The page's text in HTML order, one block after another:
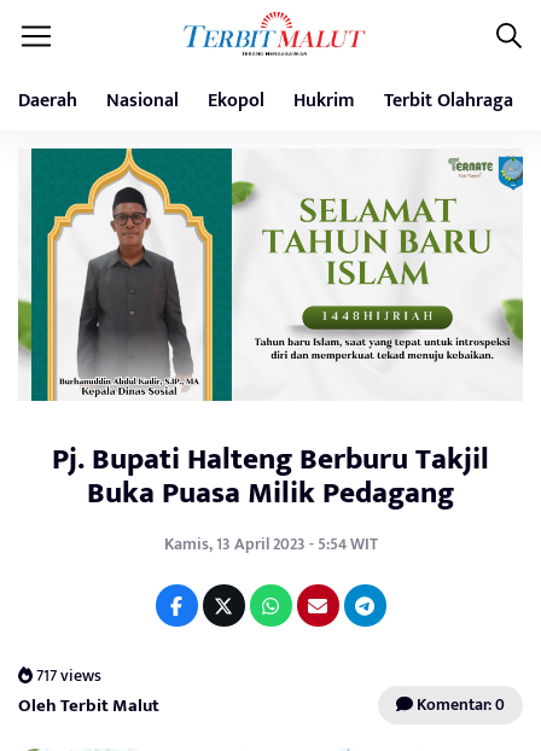
Daerah Nasional Ekopol Hukrim Terbit Olahraga
Pj. Bupati Halteng Berburu Takjil
Buka Puasa Milik Pedagang
Kamis, 13 April 2023 - 5:54 WIT
717 views
Oleh Terbit Malut Komentar: 0